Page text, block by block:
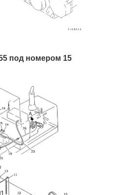
под номером 15